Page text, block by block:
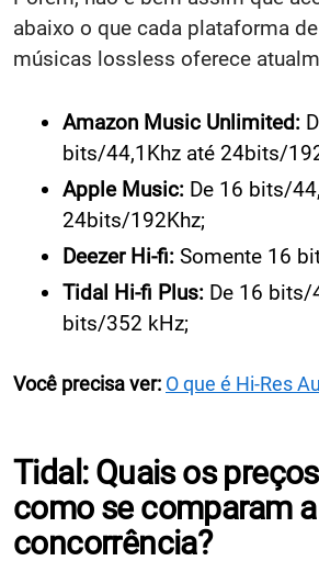
abaixo o que cada plataforma
músicas lossless oferece
Amazon Music Unlimited:
bits/44,1Khz até 24bits/
Apple Music: De 16 bits/
24bits/192Khz;
Deezer Hi-fi: Somente 16
Tidal Hi-fi Plus: De 16 bits/
bits/352 kHz;
Você precisa ver: O que é Hi-Res
Tidal: Quais os
como se comparam a
concorrência?